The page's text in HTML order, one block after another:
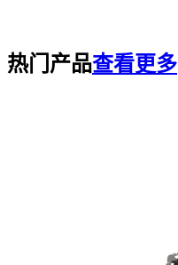
热门产品查看更多